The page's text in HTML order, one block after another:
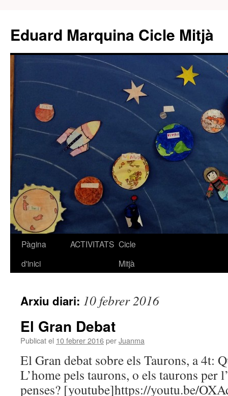
Eduard Marquina Cicle Mitjà
Vés
Pàgina
d'inici
ACTIVITATS Cicle
Mitjà
Arxiu diari: 10 febrer 2016
El Gran Debat
Publicat el 10 febrer 2016perJuanma
El Gran debat sobre els Taurons, a 4t:
L’home pels taurons, o els taurons per
penses? [youtube]https://youtu.be/